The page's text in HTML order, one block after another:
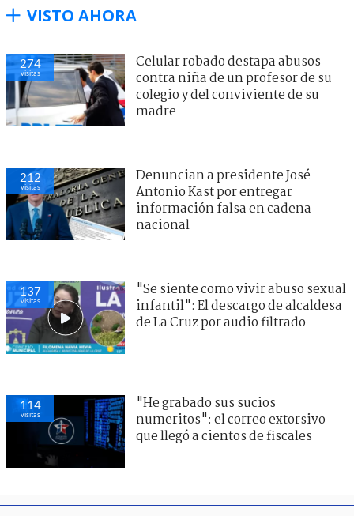
VISTO AHORA
274
visitas
Celular robado destapa abusos
contra niña de un profesor de su
colegio y del conviviente de su
madre
212
visitas
Denuncian a presidente José
Antonio Kast por entregar
información falsa en cadena
nacional
137
visitas
"Se siente como vivir abuso sexual
infantil": El descargo de alcaldesa
de La Cruz por audio filtrado
114
visitas
"He grabado sus sucios
numeritos": el correo extorsivo
que llegó a cientos de fiscales